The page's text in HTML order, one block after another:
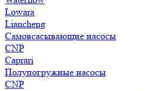
Lowara
Liancheng
Самовсасывающие насосы
CNP
Caprari
Полупогружные насосы
CNP